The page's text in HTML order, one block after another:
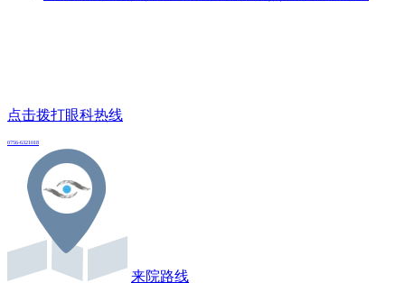
点击拨打眼科热线
0756-6321018
来院路线